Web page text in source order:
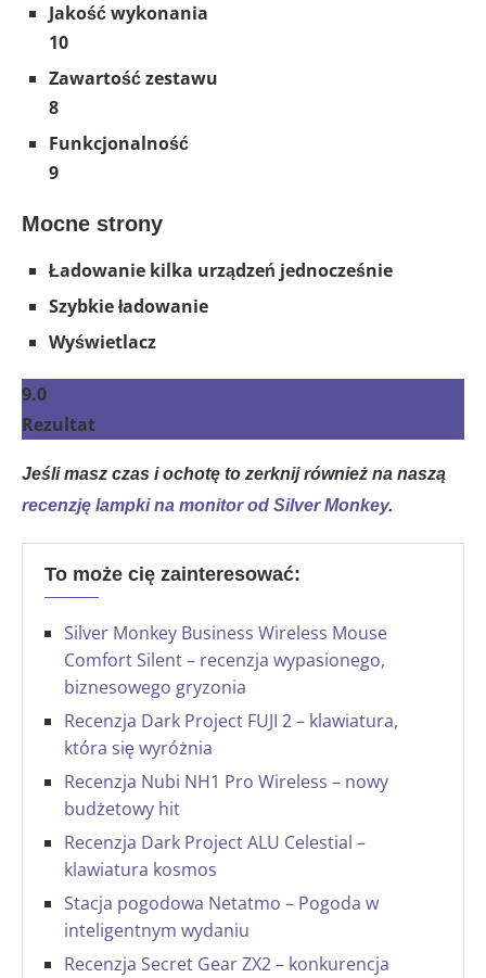
Jakość wykonania
10
Zawartość zestawu
8
Funkcjonalność
9
Mocne strony
Ładowanie kilka urządzeń jednocześnie
Szybkie ładowanie
Wyświetlacz
9.0
Rezultat
Jeśli masz czas i ochotę to zerknij również na naszą
recenzję lampki na monitor od Silver Monkey.
To może cię zainteresować:
Silver Monkey Business Wireless Mouse
Comfort Silent – recenzja wypasionego,
biznesowego gryzonia
Recenzja Dark Project FUJI 2 – klawiatura,
która się wyróżnia
Recenzja Nubi NH1 Pro Wireless – nowy
budżetowy hit
Recenzja Dark Project ALU Celestial –
klawiatura kosmos
Stacja pogodowa Netatmo – Pogoda w
inteligentnym wydaniu
Recenzja Secret Gear ZX2 – konkurencja